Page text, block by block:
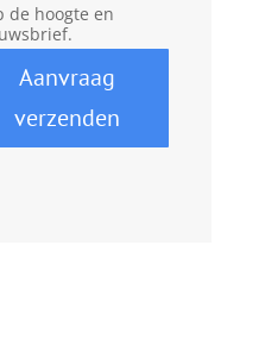
de hoogte en
Aanvraag
verzenden